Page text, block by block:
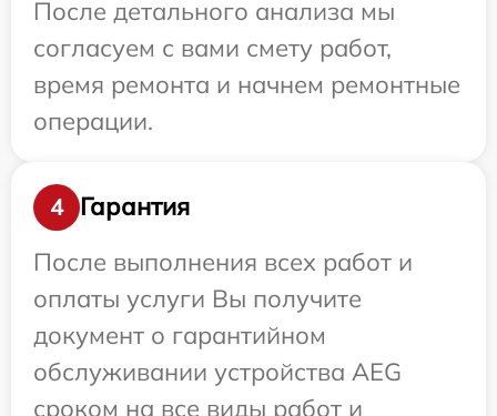
После детального анализа мы
согласуем с вами смету работ,
время ремонта и начнем ремонтные
операции.
4
Гарантия
После выполнения всех работ и
оплаты услуги Вы получите
документ о гарантийном
обслуживании устройства AEG
сроком на все виды работ и